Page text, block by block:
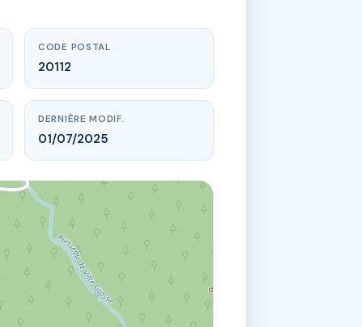
CODE POSTAL
20112
DERNIÈRE MODIF.
01/07/2025